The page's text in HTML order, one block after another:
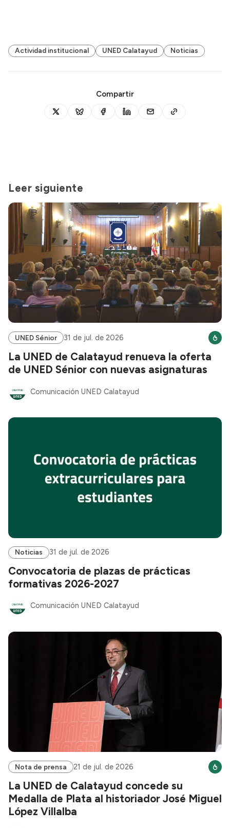
Actividad institucional UNED Calatayud Noticias
Compartir
Leer siguiente
UNED Sénior 31 de jul. de 2026
La UNED de Calatayud renueva la oferta
de UNED Sénior con nuevas asignaturas
Comunicación UNED Calatayud
Noticias 31 de jul. de 2026
Convocatoria de plazas de prácticas
formativas 2026-2027
Comunicación UNED Calatayud
Nota de prensa 21 de jul. de 2026
La UNED de Calatayud concede su
Medalla de Plata al historiador José Miguel
López Villalba